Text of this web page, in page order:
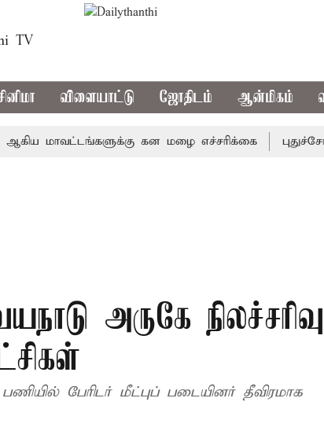
TV
விளையாட்டு ஜோதிடம் ஆன்மிகம்
மாவட்டங்களுக்கு கன மழை எச்சரிக்கை புதுச்சேரி
அருகே
பேரிடர் மீட்புப் படையினர் தீவிரமாக